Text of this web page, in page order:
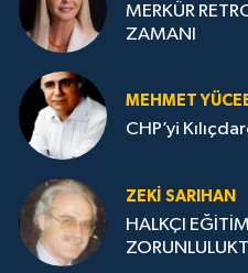
MERKÜR
ZAMANI
MEHMET
CHP’yi
ZEKI SARIHAN
HALKÇI